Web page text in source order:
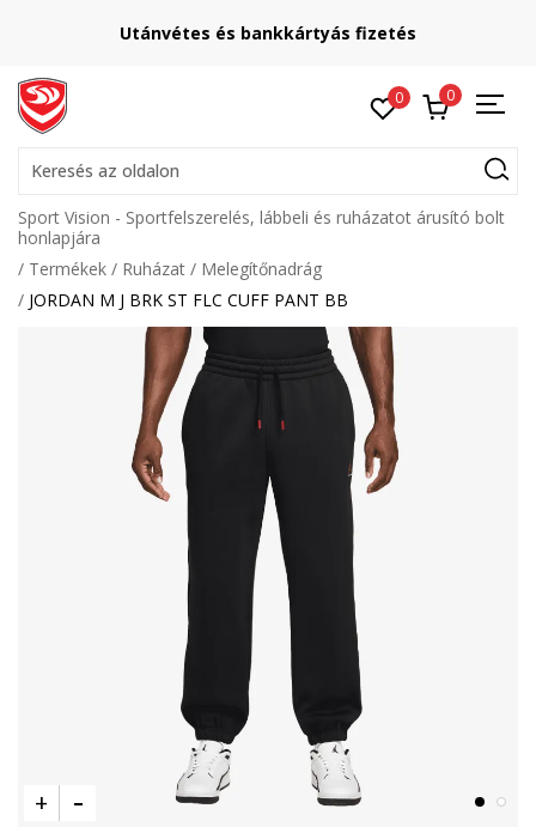
Lépj velünk kapcsolatba
online@sport-vision.hu
0 0
Keresés az oldalon
Sport Vision - Sportfelszerelés, lábbeli és ruházatot árusító bolt
honlapjára
Termékek
Ruházat
Melegítőnadrág
JORDAN M J BRK ST FLC CUFF PANT BB